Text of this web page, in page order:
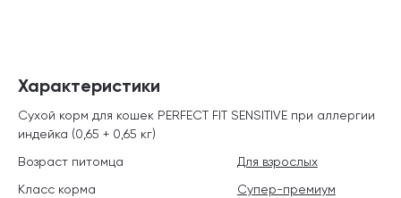
Характеристики
Сухой корм для кошек PERFECT FIT SENSITIVE при аллергии
индейка (0,65 + 0,65 кг)
Возраст питомца
Для взрослых
Класс корма
Супер-премиум